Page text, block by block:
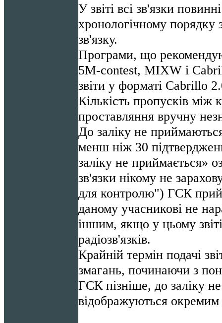
У звіті всі зв'язки
хронологічному порядку
зв'язку.
Програми, що
5M-contest, MIXW і
звіти у форматі Cabrillo
Кількість пропусків
проставляння вручну
До заліку не
менш ніж 30
заліку не приймається»
зв'язки нікому не
для контролю") ГСК
даному учасникові не
іншим, якщо у цьому
радіозв'язків.
Крайній термін подачі
змагань, починаючи з
ГСК пізніше, до заліку
відображуються